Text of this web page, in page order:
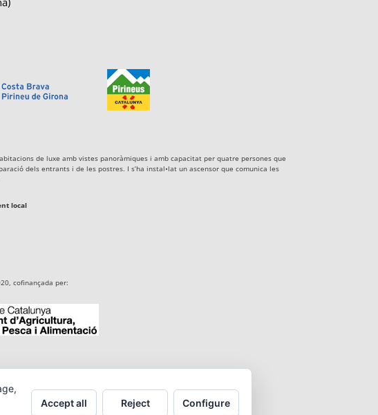
de luxe amb vistes panoràmiques i amb capacitat per quatre persones que
dels entrants i de les postres. I s’ha instal•lat un ascensor que comunica les
local
cofinançada per:
Accept all Reject Configure